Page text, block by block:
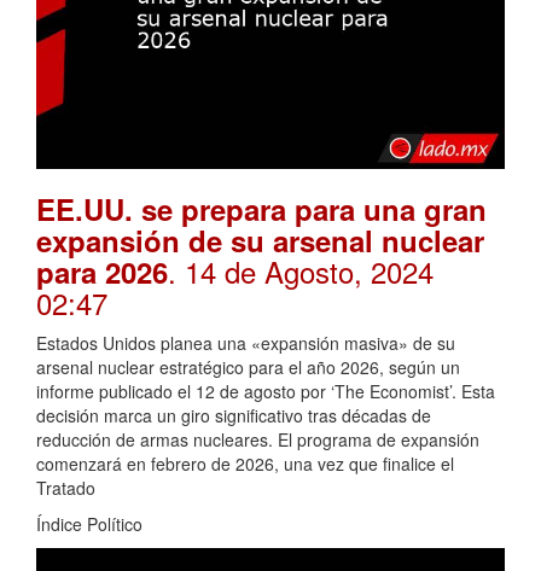
EE.UU. se prepara para una gran
expansión de su arsenal nuclear
para 2026. 14 de Agosto, 2024
02:47
Estados Unidos planea una «expansión masiva» de su
arsenal nuclear estratégico para el año 2026, según un
informe publicado el 12 de agosto por ‘The Economist’. Esta
decisión marca un giro significativo tras décadas de
reducción de armas nucleares. El programa de expansión
comenzará en febrero de 2026, una vez que finalice el
Tratado
Índice Político